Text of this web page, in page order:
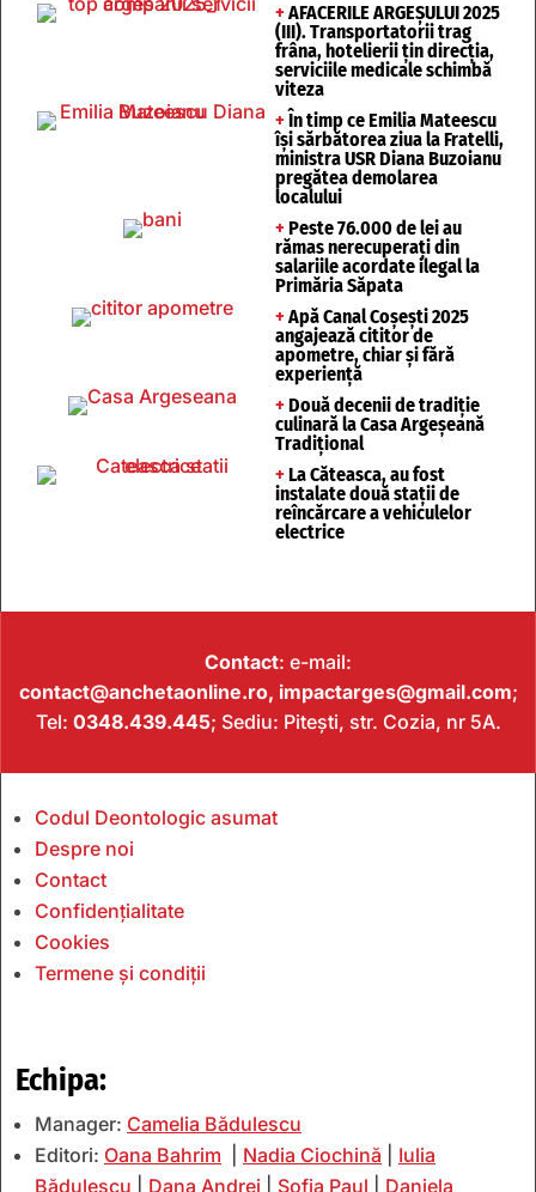
+ AFACERILE ARGEȘULUI 2025
(III). Transportatorii trag
frâna, hotelierii țin direcția,
serviciile medicale schimbă
viteza
+ În timp ce Emilia Mateescu
își sărbătorea ziua la Fratelli,
ministra USR Diana Buzoianu
pregătea demolarea
localului
+ Peste 76.000 de lei au
rămas nerecuperați din
salariile acordate ilegal la
Primăria Săpata
+ Apă Canal Coșești 2025
angajează cititor de
apometre, chiar și fără
experiență
+ Două decenii de tradiție
culinară la Casa Argeșeană
Tradițional
+ La Căteasca, au fost
instalate două stații de
reîncărcare a vehiculelor
electrice
Contact: e-mail:
contact@anchetaonline.ro, impactarges@gmail.com;
Tel: 0348.439.445; Sediu: Pitești, str. Cozia, nr 5A.
Codul Deontologic asumat
Despre noi
Contact
Confidențialitate
Cookies
Termene și condiții
Echipa:
Manager: Camelia Bădulescu
Editori: Oana Bahrim Nadia Ciochină
Iulia
Bădulescu
Dana Andrei Sofia Paul Daniela